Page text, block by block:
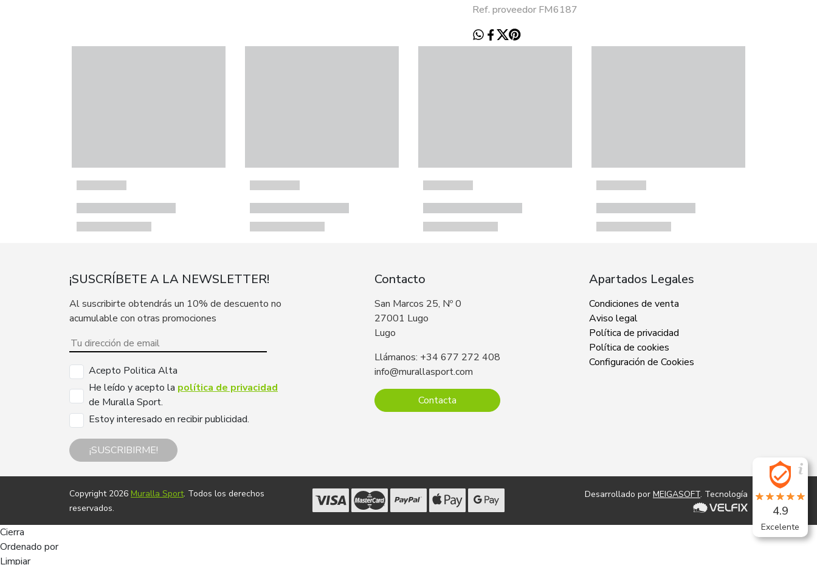
Ref. proveedor FM6187
¡SUSCRÍBETE A LA NEWSLETTER!
Al suscribirte obtendrás un 10% de descuento no
acumulable con otras promociones
Acepto Politica Alta
He leído y acepto la política de privacidad
de Muralla Sport.
Estoy interesado en recibir publicidad.
¡SUSCRIBIRME!
Contacto
San Marcos 25, Nº 0
27001 Lugo
Lugo
Llámanos: +34 677 272 408
info@murallasport.com
Contacta
Apartados Legales
Condiciones de venta
Aviso legal
Política de privacidad
Política de cookies
Configuración de Cookies
Copyright 2026 Muralla Sport. Todos los derechos
reservados.
Desarrollado por MEIGASOFT. Tecnología
4.9
Excelente
Cierra
Ordenado por
Limpiar